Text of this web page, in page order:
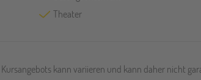
Theater
kann variieren und kann daher nicht